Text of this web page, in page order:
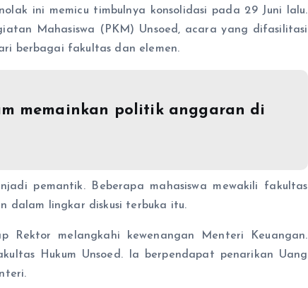
ini memicu timbulnya konsolidasi pada 29 Juni lalu.
Mahasiswa (PKM) Unsoed, acara yang difasilitasi
berbagai fakultas dan elemen.
memainkan politik anggaran di
pemantik. Beberapa mahasiswa mewakili fakultas
dalam lingkar diskusi terbuka itu.
Rektor melangkahi kewenangan Menteri Keuangan.
Hukum Unsoed. Ia berpendapat penarikan Uang